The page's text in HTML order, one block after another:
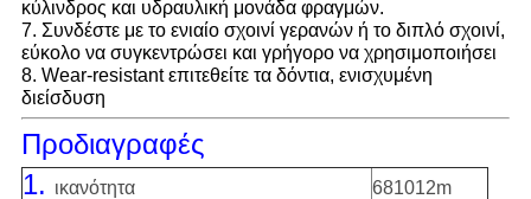
κύλινδρος και υδραυλική μονάδα φραγμών.
7. Συνδέστε με το ενιαίο σχοινί γερανών ή το διπλό σχοινί,
εύκολο να συγκεντρώσει και γρήγορο να χρησιμοποιήσει
8. Wear-resistant επιτεθείτε τα δόντια, ενισχυμένη
διείσδυση
Προδιαγραφές
1. ικανότητα
681012m